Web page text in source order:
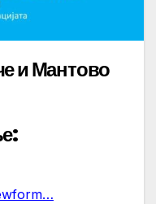
иМантово